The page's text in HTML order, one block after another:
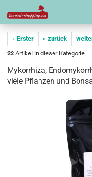
« Erster « zurück
22 Artikel in dieser Kategorie
Mykorrhiza,
viele Pflanzen und